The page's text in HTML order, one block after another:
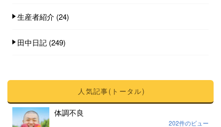
生産者紹介 (24)
田中日記 (249)
人気記事(トータル)
体調不良
202件のビュー